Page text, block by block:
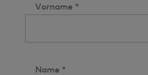
Vorname *
Name *